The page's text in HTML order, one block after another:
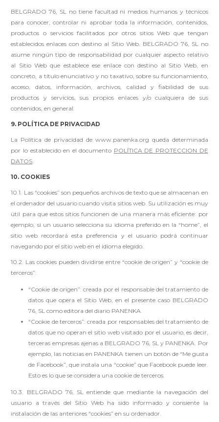
BELGRADO 76, SL no tiene facultad ni medios humanos y técnicos
para conocer, controlar ni aprobar toda la información, contenidos,
productos o servicios facilitados por otros sitios Web que tengan
establecidos enlaces con destino al Sitio Web. BELGRADO 76, SL no
asume ningún tipo de responsabilidad por cualquier aspecto relativo
al Sitio Web que establece ese enlace con destino al Sitio Web, en
concreto, a título enunciativo y no taxativo, sobre su funcionamiento,
acceso, datos, información, archivos, calidad y fiabilidad de sus
productos y servicios, sus propios enlaces y/o cualquiera de sus
contenidos, en general.
9. POLÍTICA DE PRIVACIDAD
La Política de privacidad de www.panenka.org queda determinada
por lo establecido en el documento POLÍTICA DE PROTECCION DE
DATOS.
10. COOKIES
10.1. Las “cookies” son pequeños archivos de texto que se almacenan en
el ordenador del usuario cuando visita sitios web. Su utilización es muy
útil para que estos sitios funcionen de una manera más eficiente: por
ejemplo, si un usuario selecciona su idioma preferido en la “home”, el
sitio web recordará esta preferencia y el usuario podrá continuar
navegando por el sitio web en el idioma elegido.
10.2. Las cookies pueden dividirse entre “cookie de origen” y “cookie de
terceros”:
“Cookie de origen”: creada por el responsable del tratamiento de
datos que opera el Sitio Web, en el presente caso BELGRADO
76, SL como editora del diario PANENKA.
“Cookie de terceros”: creada por responsables del tratamiento de
datos que no operan el sitio web visitado por el usuario, es decir,
terceras empresas ajenas a BELGRADO 76, SL y PANENKA. Por
ejemplo, las noticias en PANENKA tienen un botón de “Me gusta
de Facebook”, que instala una “cookie” que Facebook puede leer.
Esto es lo que se considera una cookie de terceros.
10.3. BELGRADO 76, SL entiende que mediante la navegación del
usuario a través del Sitio Web ha sido informado y consiente la
instalación de las anteriores “cookies” en su ordenador.